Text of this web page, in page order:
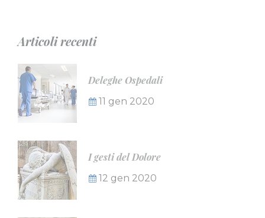
Articoli recenti
Deleghe Ospedali
11 gen 2020
I gesti del Dolore
12 gen 2020